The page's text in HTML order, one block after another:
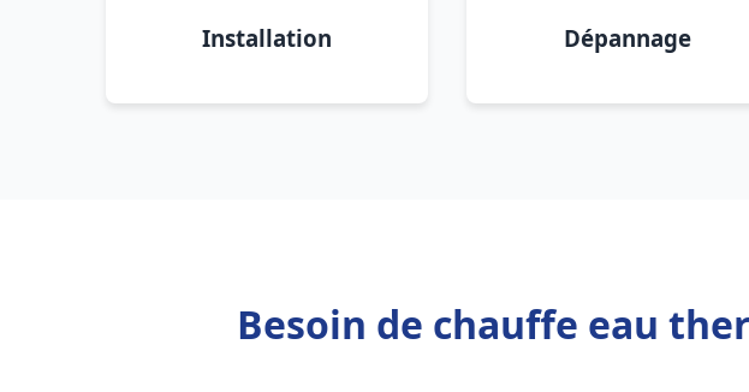
Installation Dépannage
Besoin de chauffe eau